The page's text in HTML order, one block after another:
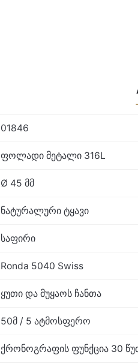
01846
ფოლადი მეტალი 316L
Ø 45 მმ
ნატურალური ტყავი
საფირი
Ronda 5040 Swiss
ყუთი და მუყაოს ჩანთა
50მ / 5 ატმოსფერო
ქრონოგრაფის ფუნქცია 30